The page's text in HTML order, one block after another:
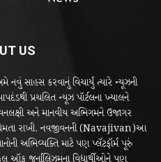
US
સાહસ કરવાનું વિચાર્યું ત્યારે ન્યૂઝની
પ્રચલિત ન્યૂઝ પૉર્ટલના ખ્યાલને
અને માનવીય અભિગમને ઉજાગર
રાખી. નવજીવનની (Navajivan)આ
અભિવ્યક્તિ માટે પણ પ્લૅટફૉર્મ પૂરું
ઑફ જર્નાલિઝમના વિદ્યાર્થીઓને પણ